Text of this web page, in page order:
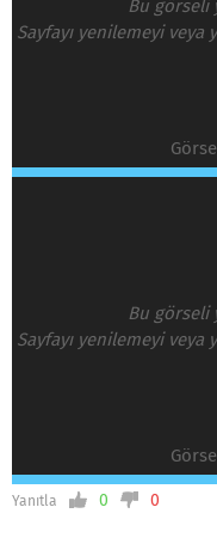
Bu görseli
Sayfayı yenilemeyi
Bu görseli
Sayfayı yenilemeyi
Yanıtla 0 0